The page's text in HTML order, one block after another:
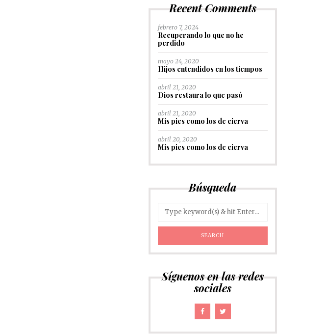
Recent Comments
febrero 7, 2024
Recuperando lo que no he
perdido
mayo 24, 2020
Hijos entendidos en los tiempos
abril 21, 2020
Dios restaura lo que pasó
abril 21, 2020
Mis pies como los de cierva
abril 20, 2020
Mis pies como los de cierva
Búsqueda
Síguenos en las redes
sociales